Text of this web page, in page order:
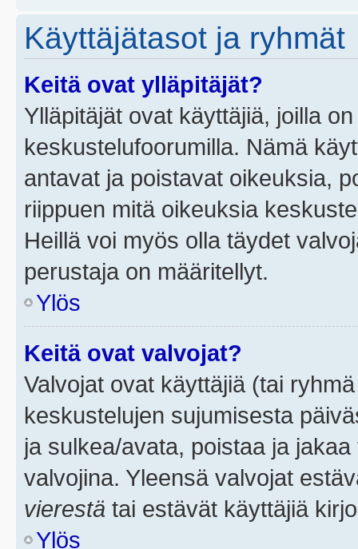
Käyttäjätasot ja ryhmät
Keitä ovat ylläpitäjät?
Ylläpitäjät ovat käyttäjiä, joilla
keskustelufoorumilla. Nämä
antavat ja poistavat oikeuksia,
riippuen mitä oikeuksia
Heillä voi myös olla täydet
perustaja on määritellyt.
Ylös
Keitä ovat valvojat?
Valvojat ovat käyttäjiä (tai
keskustelujen sujumisesta
ja sulkea/avata, poistaa ja
valvojina. Yleensä valvojat
vierestä tai estävät käyttäjiä
Ylös